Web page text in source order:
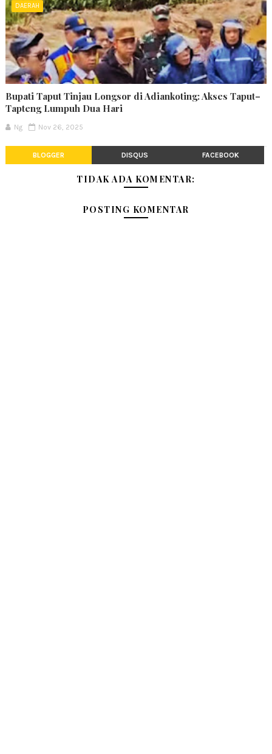
DAERAH
Bupati Taput Tinjau Longsor di Adiankoting: Akses Taput–
Tapteng Lumpuh Dua Hari
Ng Nov 26, 2025
BLOGGER DISQUS FACEBOOK
TIDAK ADA KOMENTAR:
POSTING KOMENTAR